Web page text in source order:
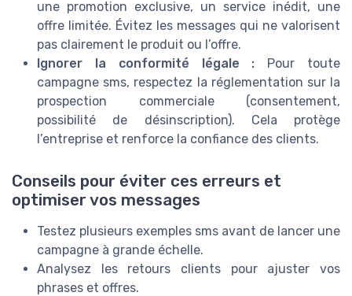
une promotion exclusive, un service inédit, une
offre limitée. Évitez les messages qui ne valorisent
pas clairement le produit ou l’offre.
Ignorer la conformité légale : Pour toute
campagne sms, respectez la réglementation sur la
prospection commerciale (consentement,
possibilité de désinscription). Cela protège
l’entreprise et renforce la confiance des clients.
Conseils pour éviter ces erreurs et
optimiser vos messages
Testez plusieurs exemples sms avant de lancer une
campagne à grande échelle.
Analysez les retours clients pour ajuster vos
phrases et offres.